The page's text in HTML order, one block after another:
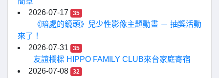
2026-07-17
35
《暗處的鏡頭》兒少性影像主題動畫 － 抽獎活動
來了！
2026-07-31
35
友誼橋樑 HIPPO FAMILY CLUB來台家庭寄宿
2026-07-08
32